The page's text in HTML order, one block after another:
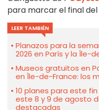
para marcar el final del
LEER TAMBIÉN
Planazos para la
2026 en París y la Île-
Museos gratuitos en
en Île-de-France: los
10 planes para este
este 8 y 9 de agosto
destacadas